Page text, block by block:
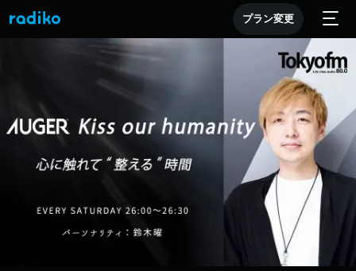
プラン変更